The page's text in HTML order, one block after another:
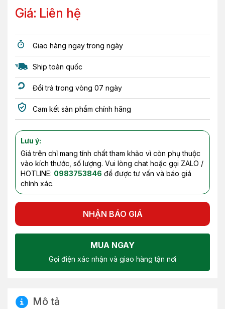
Giá: Liên hệ
Giao hàng ngay trong ngày
Ship toàn quốc
Đổi trả trong vòng 07 ngày
Cam kết sản phẩm chính hãng
Lưu ý:
Giá trên chỉ mang tính chất tham khảo vì còn phụ thuộc
vào kích thước, số lượng. Vui lòng chat hoặc gọi ZALO /
HOTLINE: 0983753846 để được tư vấn và báo giá
chính xác.
NHẬN BÁO GIÁ
MUA NGAY
Gọi điện xác nhận và giao hàng tận nơi
Mô tả